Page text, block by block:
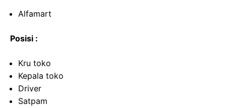
Alfamart
Posisi :
Kru toko
Kepala toko
Driver
Satpam